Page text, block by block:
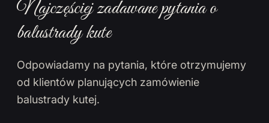
Najczęściej zadawane pytania o
balustrady kute
Odpowiadamy na pytania, które otrzymujemy
od klientów planujących zamówienie
balustrady kutej.